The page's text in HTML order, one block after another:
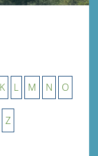
K L M N O
Z